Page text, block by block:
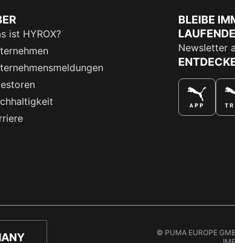
ist HYROX?
BLEIBE
Newsletter
© PUMA EUROPE